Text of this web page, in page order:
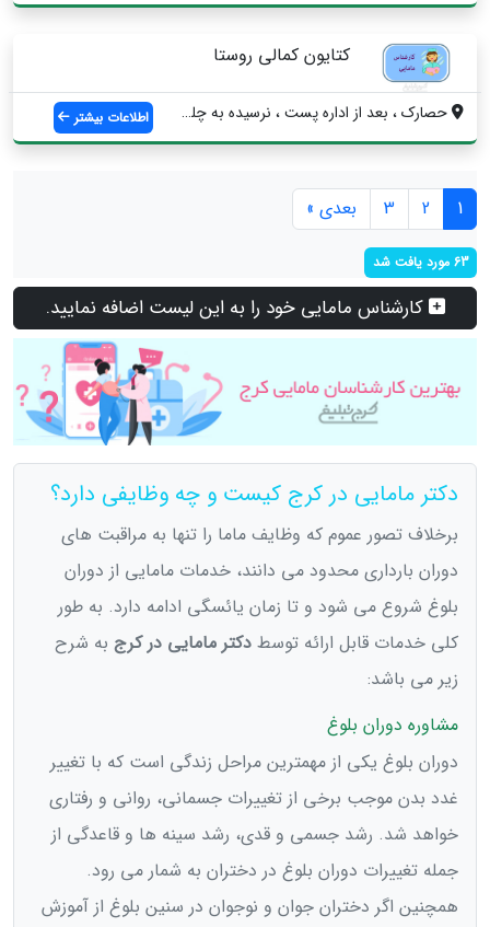
کتایون کمالی روستا
حصارک ، بعد از اداره پست ، نرسیده به چلو... اطلاعات بیشتر
1
2
3 بعدی »
63 مورد یافت شد
کارشناس مامایی خود را به این لیست اضافه نمایید.
دکتر مامایی در کرج کیست و چه وظایفی دارد؟
برخلاف تصور عموم که وظایف ماما را تنها به مراقبت های
دوران بارداری محدود می دانند، خدمات مامایی از دوران
بلوغ شروع می شود و تا زمان یائسگی ادامه دارد. به طور
کلی خدمات قابل ارائه توسط دکتر مامایی در کرج به شرح
زیر می باشد:
مشاوره دوران بلوغ
دوران بلوغ یکی از مهمترین مراحل زندگی است که با تغییر
غدد بدن موجب برخی از تغییرات جسمانی، روانی و رفتاری
خواهد شد. رشد جسمی و قدی، رشد سینه ها و قاعدگی از
جمله تغییرات دوران بلوغ در دختران به شمار می رود.
همچنین اگر دختران جوان و نوجوان در سنین بلوغ از آموزش